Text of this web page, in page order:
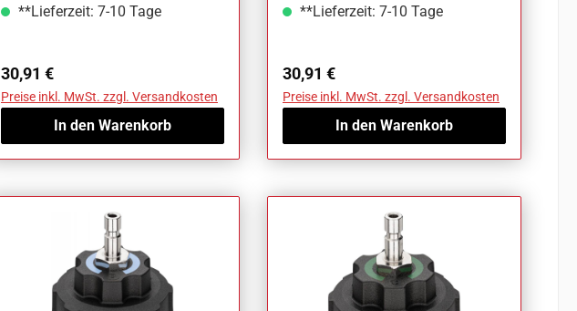
**Lieferzeit: 7-10 Tage
Regulärer Preis:
30,91 €
Preise inkl. MwSt. zzgl. Versandkosten
In den Warenkorb
**Lieferzeit: 7-10 Tage
Regulärer Preis:
30,91 €
Preise inkl. MwSt. zzgl. Versandkosten
In den Warenkorb